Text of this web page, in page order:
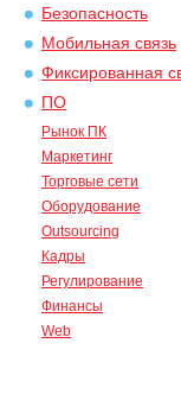
Безопасность
Мобильная связь
Фиксированная
ПО
Рынок ПК
Маркетинг
Торговые сети
Оборудование
Outsourcing
Кадры
Регулирование
Финансы
Web